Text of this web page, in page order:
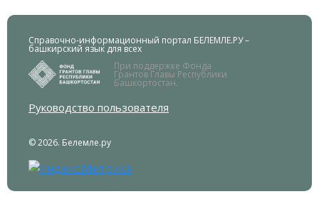
Справочно-информационный портал БЕЛЕМЛЕ.РУ –
башкирский язык для всех
При поддержке Фонда
Грантов Главы Республики
Башкортостан.
Руководство пользователя
© 2026. Белемле.ру